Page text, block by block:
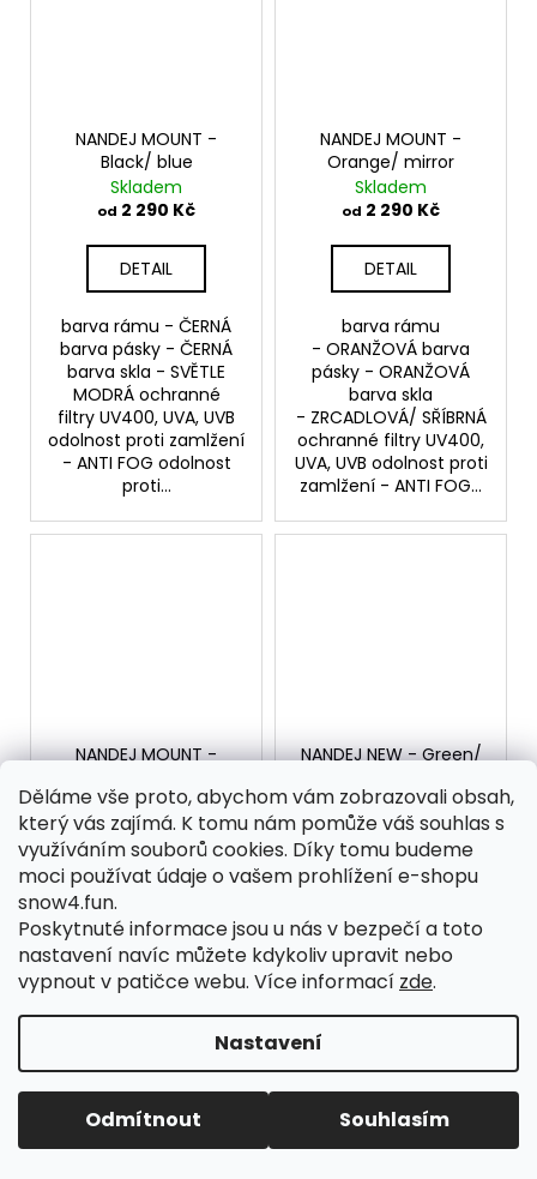
Děláme vše proto, abychom vám zobrazovali obsah,
který vás zajímá. K tomu nám pomůže váš souhlas s
využíváním souborů cookies. Díky tomu budeme
moci používat údaje o vašem prohlížení e-shopu
snow4.fun.
Poskytnuté informace jsou u nás v bezpečí a toto
nastavení navíc můžete kdykoliv upravit nebo
vypnout v patičce webu. Více informací zde.
Nastavení
Odmítnout Souhlasím
PŘIJÍMÁME KOLA/KOLOBĚŽKY/SPORTOVNÍ KOČÁRKY A VOZÍKY
NANDEJ MOUNT -
Black/ blue
Skladem
od 2 290 Kč
DETAIL
barva rámu - ČERNÁ
barva pásky - ČERNÁ
barva skla - SVĚTLE
MODRÁ ochranné
filtry UV400, UVA, UVB
odolnost proti zamlžení
- ANTI FOG odolnost
proti...
NANDEJ MOUNT -
Orange/ mirror
Skladem
od 2 290 Kč
DETAIL
barva rámu
- ORANŽOVÁ barva
pásky - ORANŽOVÁ
barva skla
- ZRCADLOVÁ/ SŘÍBRNÁ
ochranné filtry UV400,
UVA, UVB odolnost proti
zamlžení - ANTI FOG...
NANDEJ MOUNT -
Skladem
od2 290 Kč
DETAIL
barva rámu - PÍSKOVÁ
barva pásky - PÍSKOVÁ
barva skla - ČERVENÁ
ochranné filtry UV400,
UVA, UVB odolnost proti
zamlžení - ANTI FOG
odolnost proti...
NANDEJ NEW - Green/
Skladem
od2 290 Kč
DETAIL
barva rámu - ZELENÁ
barva pásky - ZELENÁ
barva skla - MODRO-
ZLATÁ ochranné
filtry UV400, UVA, UVB
odolnost proti zamlžení
- ANTI FOG odolnost...